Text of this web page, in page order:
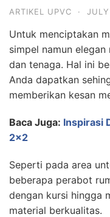
ARTIKEL UPVC ·
Untuk menciptakan
simpel namun
dan tenaga. Hal ini
Anda dapatkan
memberikan kesan
Baca Juga: Inspirasi
2×2
Seperti pada area
beberapa perabot
dengan kursi hingga
material berkualitas.